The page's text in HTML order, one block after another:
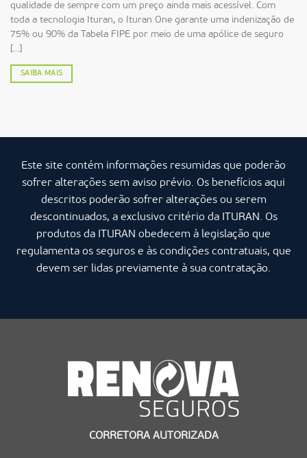
qualidade de sempre com um preço ainda mais acessível. Com
toda a tecnologia Ituran, o Ituran One garante uma indenização de
75% ou 90% da Tabela FIPE por meio de uma apólice de seguro
[...]
SAIBA MAIS
Este site contém informações resumidas que poderão
sofrer alterações sem aviso prévio. Os benefícios aqui
descritos poderão sofrer alterações ou serem
descontinuados, a exclusivo critério da ITURAN. Os
produtos da ITURAN obedecem à legislação que
regulamenta os seguros e às condições contratuais, que
devem ser lidas previamente à sua contratação.
CORRETORA AUTORIZADA